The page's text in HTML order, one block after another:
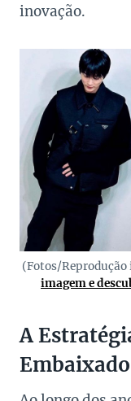
inovação.
(Fotos/
imagem e
A